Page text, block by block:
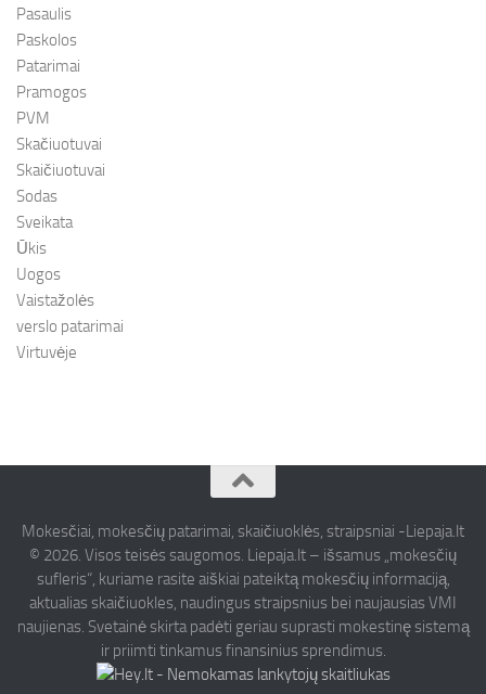
Pasaulis
Paskolos
Patarimai
Pramogos
PVM
Skačiuotuvai
Skaičiuotuvai
Sodas
Sveikata
Ūkis
Uogos
Vaistažolės
verslo patarimai
Virtuvėje
Mokesčiai, mokesčių patarimai, skaičiuoklės, straipsniai -Liepaja.lt
© 2026. Visos teisės saugomos. Liepaja.lt – išsamus „mokesčių
sufleris“, kuriame rasite aiškiai pateiktą mokesčių informaciją,
aktualias skaičiuokles, naudingus straipsnius bei naujausias VMI
naujienas. Svetainė skirta padėti geriau suprasti mokestinę sistemą
ir priimti tinkamus finansinius sprendimus.